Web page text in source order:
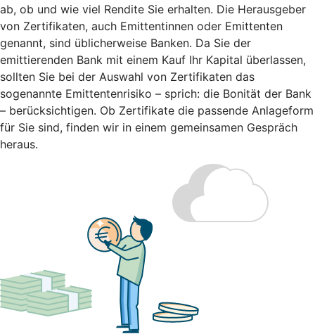
ab, ob und wie viel Rendite Sie erhalten. Die Herausgeber
von Zertifikaten, auch Emittentinnen oder Emittenten
genannt, sind üblicherweise Banken. Da Sie der
emittierenden Bank mit einem Kauf Ihr Kapital überlassen,
sollten Sie bei der Auswahl von Zertifikaten das
sogenannte Emittentenrisiko – sprich: die Bonität der Bank
– berücksichtigen. Ob Zertifikate die passende Anlageform
für Sie sind, finden wir in einem gemeinsamen Gespräch
heraus.